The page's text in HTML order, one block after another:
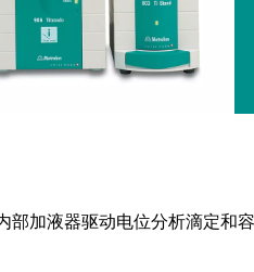
加液器驱动电位分析滴定和